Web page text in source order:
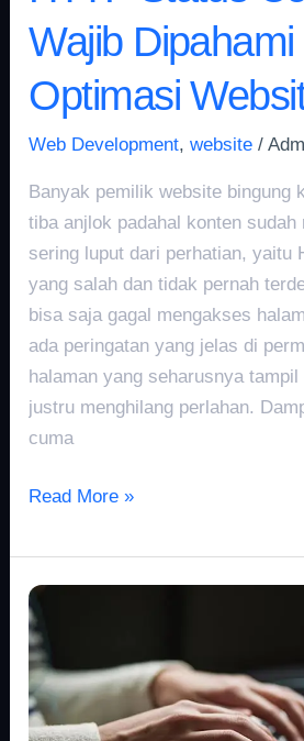
Wajib
Optimasi
Web Development,website /
Banyak pemilik website bingung
tiba anjlok padahal konten sudah
sering luput dari perhatian, yaitu
yang salah dan tidak pernah
bisa saja gagal mengakses
ada peringatan yang jelas di
halaman yang seharusnya
justru menghilang perlahan.
cuma
Read More »
JavaScript
SEO:
Tantangan
Website
Modern